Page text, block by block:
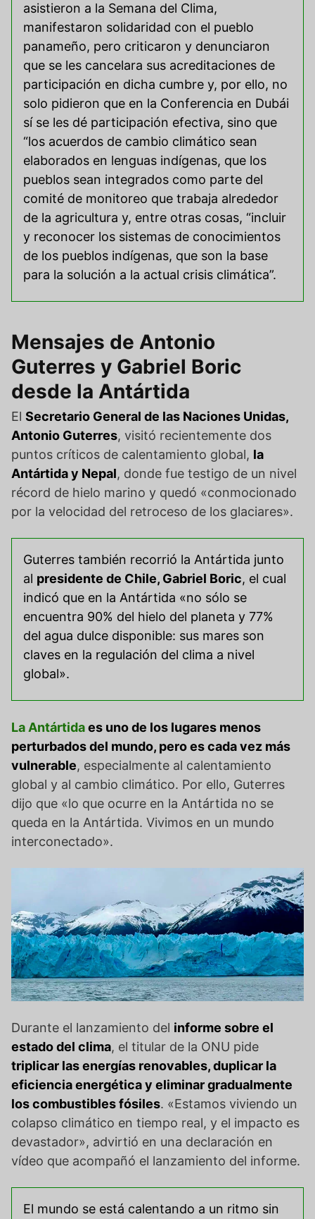
asistieron a la Semana del Clima,
manifestaron solidaridad con el pueblo
panameño, pero criticaron y denunciaron
que se les cancelara sus acreditaciones de
participación en dicha cumbre y, por ello, no
solo pidieron que en la Conferencia en Dubái
sí se les dé participación efectiva, sino que
“los acuerdos de cambio climático sean
elaborados en lenguas indígenas, que los
pueblos sean integrados como parte del
comité de monitoreo que trabaja alrededor
de la agricultura y, entre otras cosas, “incluir
y reconocer los sistemas de conocimientos
de los pueblos indígenas, que son la base
para la solución a la actual crisis climática”.
Mensajes de Antonio
Guterres y Gabriel Boric
desde la Antártida
El Secretario General de las Naciones Unidas,
Antonio Guterres, visitó recientemente dos
puntos críticos de calentamiento global, la
Antártida y Nepal, donde fue testigo de un nivel
récord de hielo marino y quedó «conmocionado
por la velocidad del retroceso de los glaciares».
Guterres también recorrió la Antártida junto
al presidente de Chile, Gabriel Boric, el cual
indicó que en la Antártida «no sólo se
encuentra 90% del hielo del planeta y 77%
del agua dulce disponible: sus mares son
claves en la regulación del clima a nivel
global».
La Antártidaes uno de los lugares menos
perturbados del mundo, pero es cada vez más
vulnerable, especialmente al calentamiento
global y al cambio climático. Por ello, Guterres
dijo que «lo que ocurre en la Antártida no se
queda en la Antártida. Vivimos en un mundo
interconectado».
Durante el lanzamiento del informe sobre el
estado del clima, el titular de la ONU pide
triplicar las energías renovables, duplicar la
eficiencia energética y eliminar gradualmente
los combustibles fósiles. «Estamos viviendo un
colapso climático en tiempo real, y el impacto es
devastador», advirtió en una declaración en
vídeo que acompañó el lanzamiento del informe.
El mundo se está calentando a un ritmo sin